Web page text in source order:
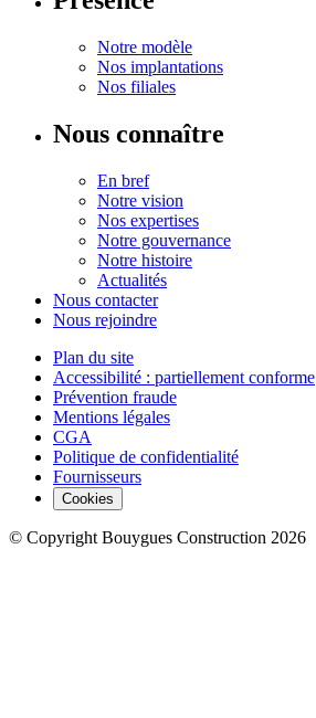
Notre modèle
Nos implantations
Nos filiales
Nous connaître
En bref
Notre vision
Nos expertises
Notre gouvernance
Notre histoire
Actualités
Nous contacter
Nous rejoindre
Plan du site
Accessibilité : partiellement conforme
Prévention fraude
Mentions légales
CGA
Politique de confidentialité
Fournisseurs
Cookies
© Copyright Bouygues Construction 2026